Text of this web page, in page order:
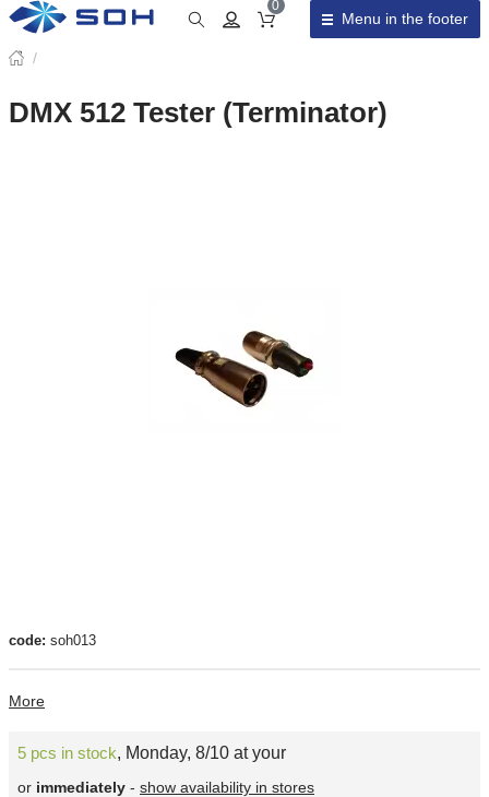
Cart total
0
Menu in the footer
/
DMX 512 Tester (Terminator)
code: soh013
More
5 pcs in stock, Monday, 8/10 at your
or immediately - show availability in stores